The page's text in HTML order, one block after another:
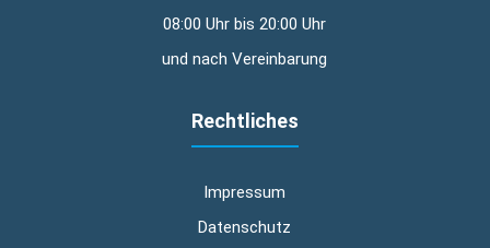
08:00 Uhr bis 20:00 Uhr
und nach Vereinbarung
Rechtliches
Impressum
Datenschutz